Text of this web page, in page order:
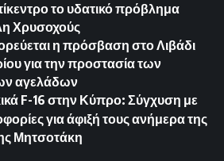
το υδατικό πρόβλημα
Χρυσοχούς
η πρόσβαση στο Λιβάδι
για την προστασία των
αγελάδων
F-16 στην Κύπρο: Σύγχυση με
για άφιξή τους ανήμερα της
Μητσοτάκη